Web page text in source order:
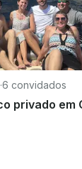
·6 convidados